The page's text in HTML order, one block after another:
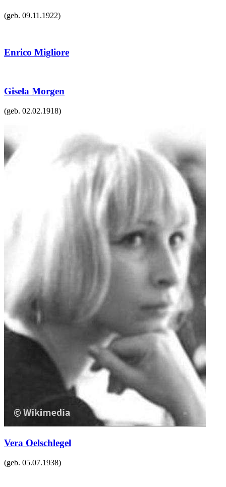
(geb. 09.11.1922)
Enrico Migliore
Gisela Morgen
(geb. 02.02.1918)
Vera Oelschlegel
(geb. 05.07.1938)